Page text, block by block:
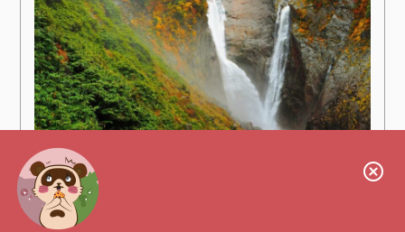
稱名瀑布高350米，是日本最高瀑布之一。